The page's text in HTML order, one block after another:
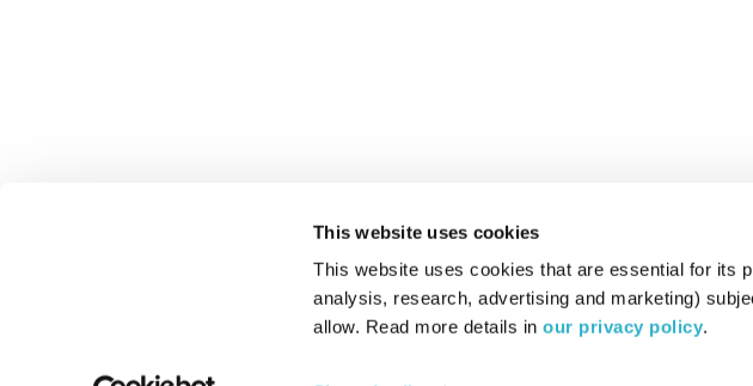
This website uses cookies
This website uses cookies that are essential for its
analysis, research, advertising and marketing)
allow. Read more details in our privacy policy.